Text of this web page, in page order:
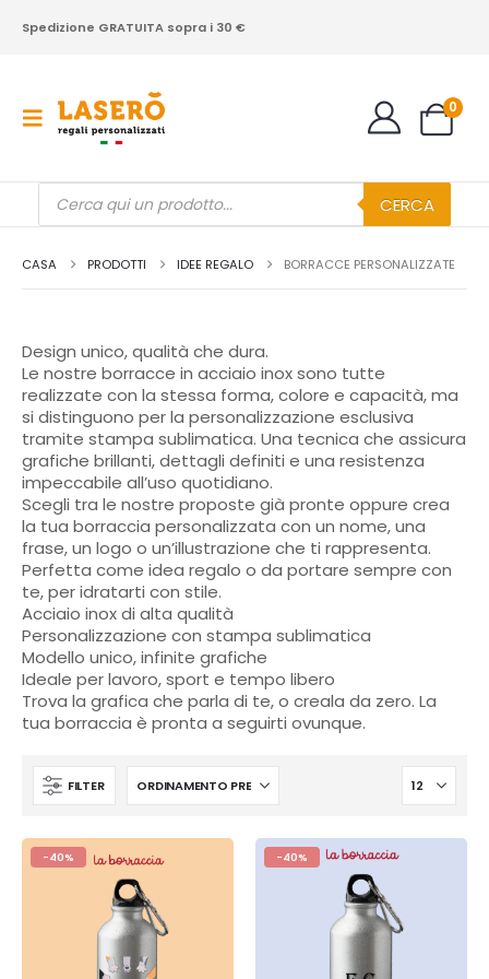
Spedizione GRATUITA sopra i 30 €
0
Products
search CERCA
CASA PRODOTTI IDEE REGALO BORRACCE PERSONALIZZATE
Design unico, qualità che dura.
Le nostre borracce in acciaio inox sono tutte
realizzate con la stessa forma, colore e capacità, ma
si distinguono per la personalizzazione esclusiva
tramite stampa sublimatica. Una tecnica che assicura
grafiche brillanti, dettagli definiti e una resistenza
impeccabile all’uso quotidiano.
Scegli tra le nostre proposte già pronte oppure crea
la tua borraccia personalizzata con un nome, una
frase, un logo o un’illustrazione che ti rappresenta.
Perfetta come idea regalo o da portare sempre con
te, per idratarti con stile.
Acciaio inox di alta qualità
Personalizzazione con stampa sublimatica
Modello unico, infinite grafiche
Ideale per lavoro, sport e tempo libero
Trova la grafica che parla di te, o creala da zero. La
tua borraccia è pronta a seguirti ovunque.
FILTER
-40% -40%